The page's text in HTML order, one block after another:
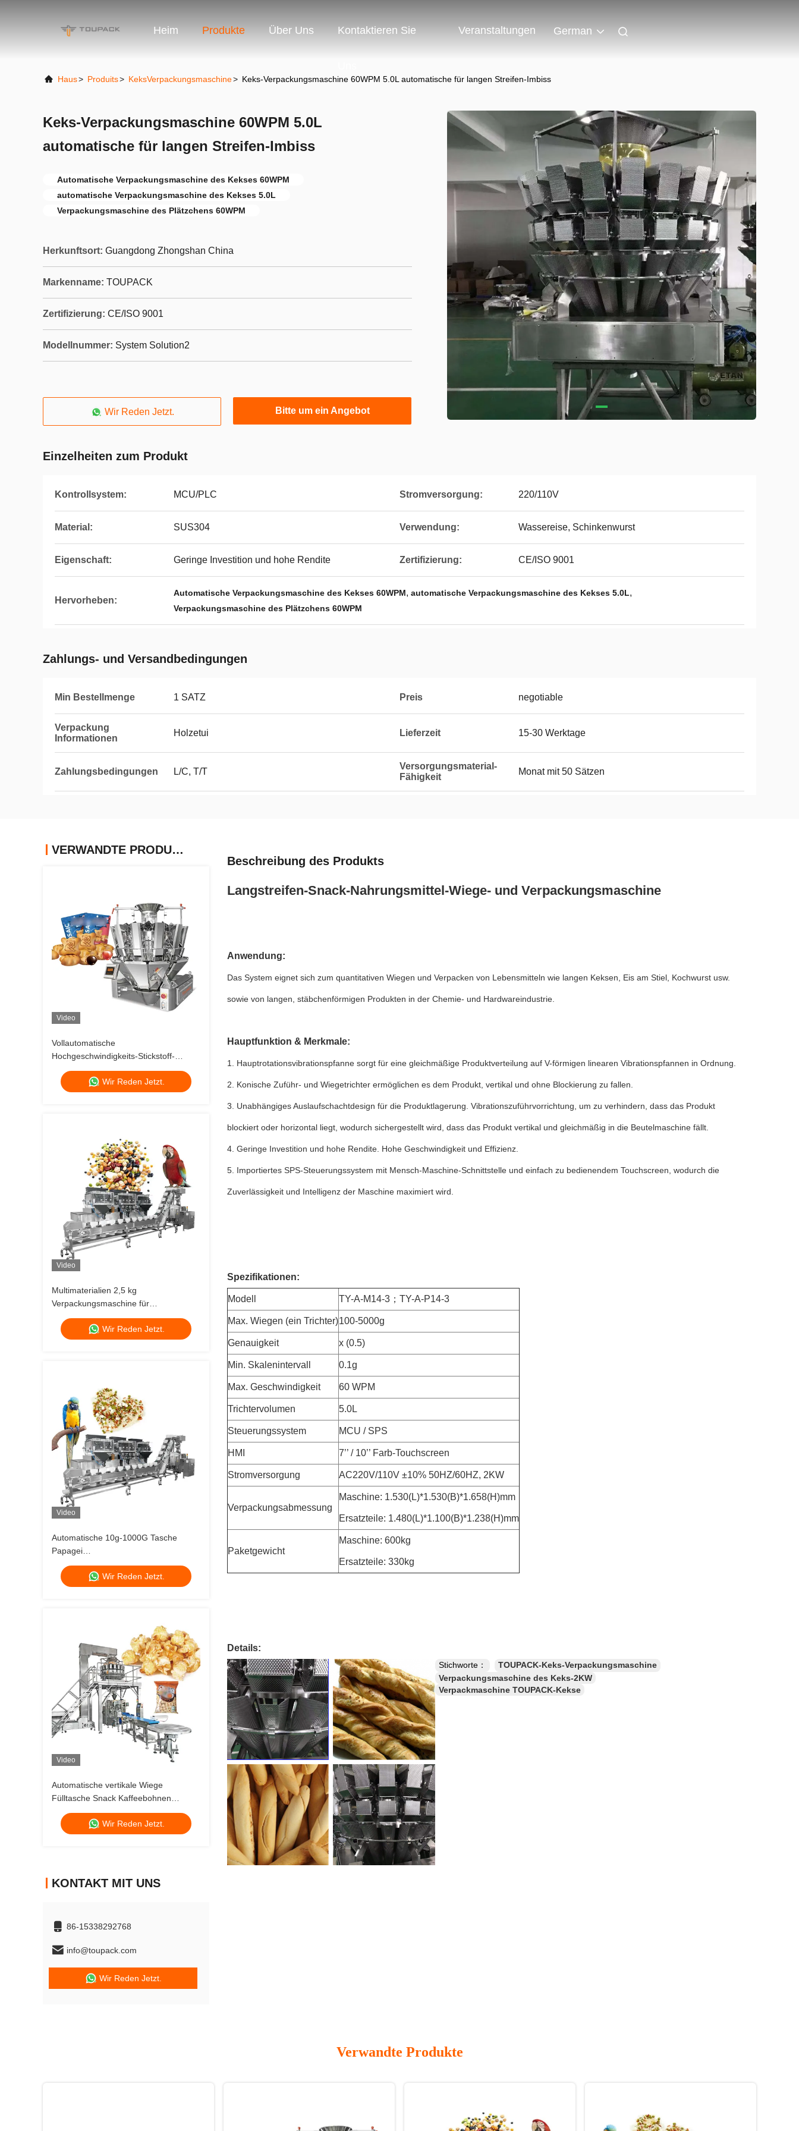
Heim Produkte Über Uns Kontaktieren Sie Veranstaltungen German
Haus> Produits> KeksVerpackungsmaschine> Keks-Verpackungsmaschine 60WPM 5.0L automatische für langen Streifen-Imbiss
Keks-Verpackungsmaschine 60WPM 5.0L
automatische für langen Streifen-Imbiss
Automatische Verpackungsmaschine des Kekses 60WPM
automatische Verpackungsmaschine des Kekses 5.0L
Verpackungsmaschine des Plätzchens 60WPM
Herkunftsort: Guangdong Zhongshan China
Markenname: TOUPACK
Zertifizierung: CE/ISO 9001
Modellnummer: System Solution2
Wir Reden Jetzt. Bitte um ein Angebot
Einzelheiten zum Produkt
Kontrollsystem: MCU/PLC Stromversorgung: 220/110V
Material: SUS304 Verwendung: Wassereise, Schinkenwurst
Eigenschaft: Geringe Investition und hohe Rendite Zertifizierung: CE/ISO 9001
Hervorheben:
Automatische Verpackungsmaschine des Kekses 60WPM, automatische Verpackungsmaschine des Kekses 5.0L,
Verpackungsmaschine des Plätzchens 60WPM
Zahlungs- und Versandbedingungen
Min Bestellmenge 1 SATZ Preis negotiable
Verpackung
Informationen
Holzetui Lieferzeit 15-30 Werktage
Zahlungsbedingungen L/C, T/T
Versorgungsmaterial-
Fähigkeit
Monat mit 50 Sätzen
VERWANDTE PRODUKTE
Video
Vollautomatische
Hochgeschwindigkeits-Stickstoff-
Vertikalform Fülldichtung Beutel Snack
Lebensmittel Wiegen Puffs
Lebensmittel Pellet
Wir Reden Jetzt.
Video
Multimaterialien 2,5 kg
Verpackungsmaschine für
Haustierfutter mit Mehrkopf-Wagen-
Linien-Wagen für Ziplock-Doypack-
Tasche-Verpackung
Wir Reden Jetzt.
Video
Automatische 10g-1000G Tasche
Papagei
Lebensmittelverpackungsmaschine
Zucker Nüsse Gewürze Teeblattbeutel
Verpackungsmaschine Mehrköpfige
Wir Reden Jetzt.
Video
Automatische vertikale Wiege
Fülltasche Snack Kaffeebohnen
Getreide Hundefutter Reis Erdnuss
Granule Trockene Früchte
Verpackungsmaschine
Wir Reden Jetzt.
KONTAKT MIT UNS
86-15338292768
info@toupack.com
Wir Reden Jetzt.
Beschreibung des Produkts
Langstreifen-Snack-Nahrungsmittel-Wiege- und Verpackungsmaschine
Anwendung:
Das System eignet sich zum quantitativen Wiegen und Verpacken von Lebensmitteln wie langen Keksen, Eis am Stiel, Kochwurst usw.
sowie von langen, stäbchenförmigen Produkten in der Chemie- und Hardwareindustrie.
Hauptfunktion & Merkmale:
1. Hauptrotationsvibrationspfanne sorgt für eine gleichmäßige Produktverteilung auf V-förmigen linearen Vibrationspfannen in Ordnung.
2. Konische Zuführ- und Wiegetrichter ermöglichen es dem Produkt, vertikal und ohne Blockierung zu fallen.
3. Unabhängiges Auslaufschachtdesign für die Produktlagerung. Vibrationszuführvorrichtung, um zu verhindern, dass das Produkt
blockiert oder horizontal liegt, wodurch sichergestellt wird, dass das Produkt vertikal und gleichmäßig in die Beutelmaschine fällt.
4. Geringe Investition und hohe Rendite. Hohe Geschwindigkeit und Effizienz.
5. Importiertes SPS-Steuerungssystem mit Mensch-Maschine-Schnittstelle und einfach zu bedienendem Touchscreen, wodurch die
Zuverlässigkeit und Intelligenz der Maschine maximiert wird.
Spezifikationen:
Modell TY-A-M14-3；TY-A-P14-3
Max. Wiegen (ein Trichter)100-5000g
Genauigkeit x (0.5)
Min. Skalenintervall 0.1g
Max. Geschwindigkeit 60 WPM
Trichtervolumen 5.0L
Steuerungssystem MCU / SPS
HMI 7’’ / 10’’ Farb-Touchscreen
Stromversorgung AC220V/110V ±10% 50HZ/60HZ, 2KW
Verpackungsabmessung
Maschine: 1.530(L)*1.530(B)*1.658(H)mm
Ersatzteile: 1.480(L)*1.100(B)*1.238(H)mm
Paketgewicht
Maschine: 600kg
Ersatzteile: 330kg
Details:
Stichworte：
TOUPACK-Keks-Verpackungsmaschine
Verpackungsmaschine des Keks-2KW
Verpackmaschine TOUPACK-Kekse
Verwandte Produkte